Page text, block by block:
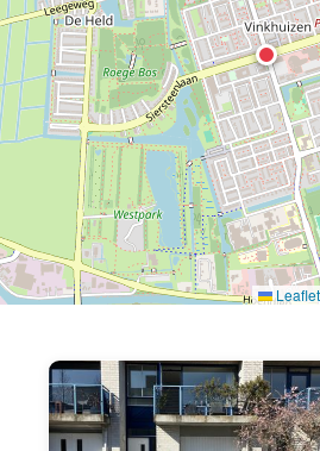
Leaflet